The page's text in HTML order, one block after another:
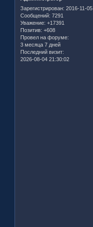
Зарегистрирован: 2016-11-05
Сообщений: 7291
Уважение: +17391
Позитив: +608
Провел на форуме:
3 месяца 7 дней
Последний визит:
2026-08-04 21:30:02